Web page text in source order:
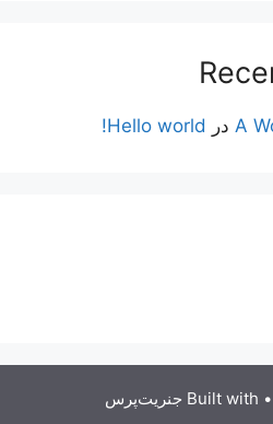
A در Hello world!
• Built with جنریت‌پرس